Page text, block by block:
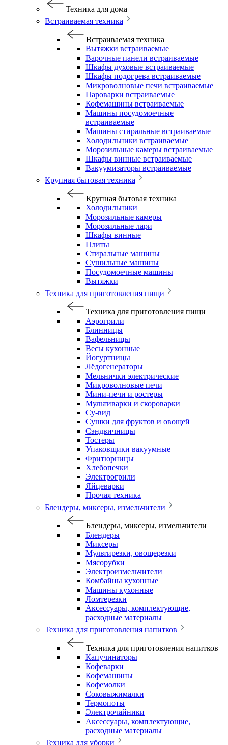
Техника для дома
Встраиваемая техника
Встраиваемая техника
Вытяжки встраиваемые
Варочные панели встраиваемые
Шкафы духовые встраиваемые
Шкафы подогрева встраиваемые
Микроволновые печи встраиваемые
Пароварки встраиваемые
Кофемашины встраиваемые
Машины посудомоечные
встраиваемые
Машины стиральные встраиваемые
Холодильники встраиваемые
Морозильные камеры встраиваемые
Шкафы винные встраиваемые
Вакуумизаторы встраиваемые
Крупная бытовая техника
Крупная бытовая техника
Холодильники
Морозильные камеры
Морозильные лари
Шкафы винные
Плиты
Стиральные машины
Сушильные машины
Посудомоечные машины
Вытяжки
Техника для приготовления пищи
Техника для приготовления пищи
Аэрогрили
Блинницы
Вафельницы
Весы кухонные
Йогуртницы
Лёдогенераторы
Мельнички электрические
Микроволновые печи
Мини-печи и ростеры
Мультиварки и скороварки
Су-вид
Сушки для фруктов и овощей
Сэндвичницы
Тостеры
Упаковщики вакуумные
Фритюрницы
Хлебопечки
Электрогрили
Яйцеварки
Прочая техника
Блендеры, миксеры, измельчители
Блендеры, миксеры, измельчители
Блендеры
Миксеры
Мультирезки, овощерезки
Мясорубки
Электроизмельчители
Комбайны кухонные
Машины кухонные
Ломтерезки
Аксессуары, комплектующие,
расходные материалы
Техника для приготовления напитков
Техника для приготовления напитков
Капучинаторы
Кофеварки
Кофемашины
Кофемолки
Соковыжималки
Термопоты
Электрочайники
Аксессуары, комплектующие,
расходные материалы
Техника для уборки